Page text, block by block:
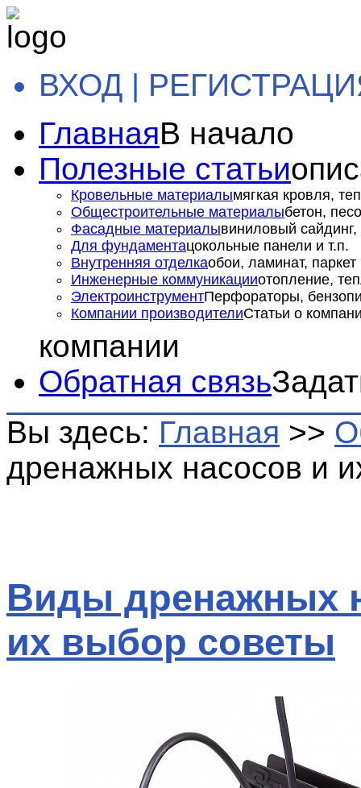
ВХОД |
ГлавнаяВ начало
Полезные статьи
Кровельные материалымягкая кровля,
Общестроительные материалыбетон,
Фасадные материалывиниловый сайдинг,
Для фундаментацокольные панели и т.п.
Внутренняя отделкаобои, ламинат, паркет
Инженерные коммуникацииотопление,
ЭлектроинструментПерфораторы,
Компании производителиСтатьи о
компании
Обратная связь
Вы здесь: Главная >>
дренажных насосов и
Виды дренажных
их выбор советы